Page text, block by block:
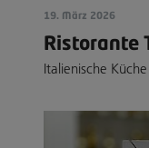
19. März 2026
Ristorante
Italienische